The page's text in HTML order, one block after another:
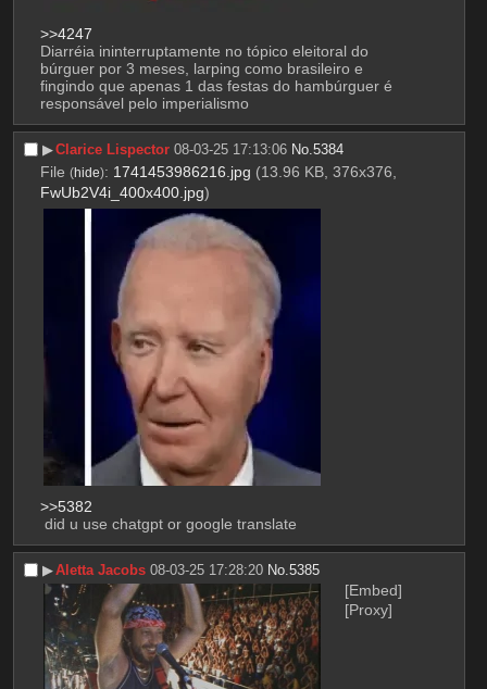
>>4247
Diarréia ininterruptamente no tópico eleitoral do
búrguer por 3 meses, larping como brasileiro e
fingindo que apenas 1 das festas do hambúrguer é
responsável pelo imperialismo
▶︎Clarice Lispector 08-03-25 17:13:06 No.5384
File (hide): 1741453986216.jpg (13.96 KB, 376x376,
FwUb2V4i_400x400.jpg)
>>5382
did u use chatgpt or google translate
▶︎Aletta Jacobs 08-03-25 17:28:20 No.5385
[Embed]
[Proxy]